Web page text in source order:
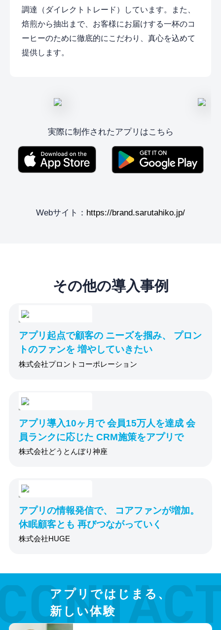
調達（ダイレクトトレード）しています。また、
焙煎から抽出まで、お客様にお届けする一杯のコ
ーヒーのために徹底的にこだわり、真心を込めて
提供します。
実際に制作されたアプリはこちら
Webサイト： https://brand.sarutahiko.jp/
その他の導入事例
アプリ起点で顧客の ニーズを掴み、 プロン
トのファンを 増やしていきたい
株式会社プロントコーポレーション
アプリ導入10ヶ月で 会員15万人を達成 会
員ランクに応じた CRM施策をアプリで
株式会社どうとんぼり神座
アプリの情報発信で、 コアファンが増加。
休眠顧客とも 再びつながっていく
株式会社HUGE
アプリではじまる、
新しい体験